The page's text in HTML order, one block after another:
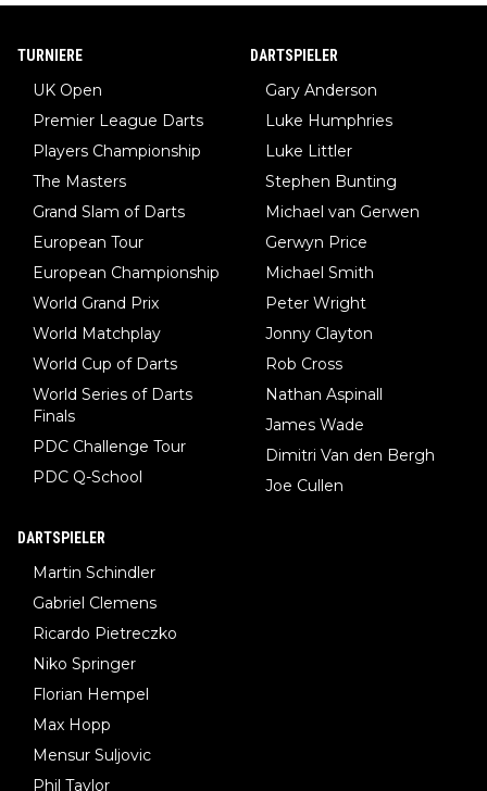
TURNIERE
UK Open
Premier League Darts
Players Championship
The Masters
Grand Slam of Darts
European Tour
European Championship
World Grand Prix
World Matchplay
World Cup of Darts
World Series of Darts
Finals
PDC Challenge Tour
PDC Q-School
DARTSPIELER
Gary Anderson
Luke Humphries
Luke Littler
Stephen Bunting
Michael van Gerwen
Gerwyn Price
Michael Smith
Peter Wright
Jonny Clayton
Rob Cross
Nathan Aspinall
James Wade
Dimitri Van den Bergh
Joe Cullen
DARTSPIELER
Martin Schindler
Gabriel Clemens
Ricardo Pietreczko
Niko Springer
Florian Hempel
Max Hopp
Mensur Suljovic
Phil Taylor